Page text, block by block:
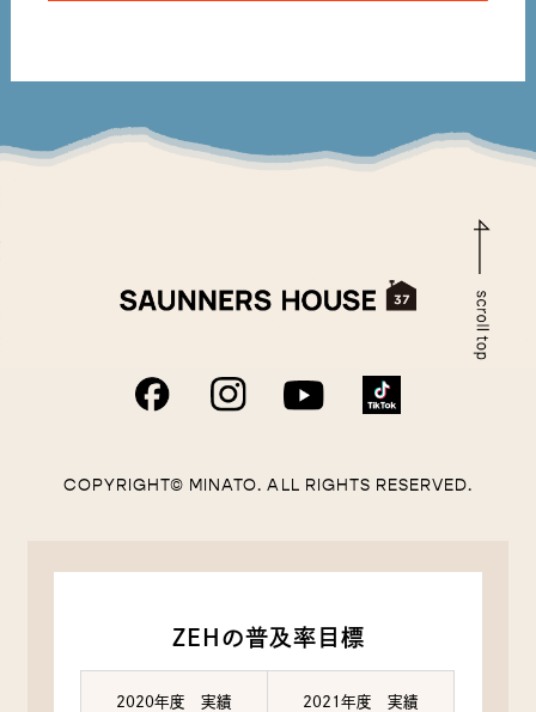
いただいたサービスやご購入いただいた商品，ご覧になっ
や性別，職業，年齢，ユーザーのIPアドレス，クッキー情
当社は，ユーザーが利用登録をする際に氏名，生年月日，
住所，電話番号，メールアドレス，銀行口座番号，クレジ
でなされたユーザーの個人情報を含む取引記録や，決済に
から収集することがあります。
した検索キーワード，利用日時，利用方法，利用環境（携
帯端末を通じてご利用の場合の当該端末の通信状態，利用
に際しての各種設定情報なども含みます），IPアドレス，
COPYRIGHT© MINATO. ALL RIGHTS RESERVED.
ZEHの普及率目標
2020年度 実績 2021年度 実績